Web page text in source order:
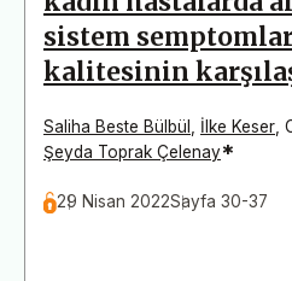
sistem
kalitesinin
Saliha Beste Bülbül İlke Keser
Şeyda Toprak Çelenay*
29 Nisan 2022Sayfa 30-37